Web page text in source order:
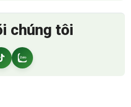
chúng tôi